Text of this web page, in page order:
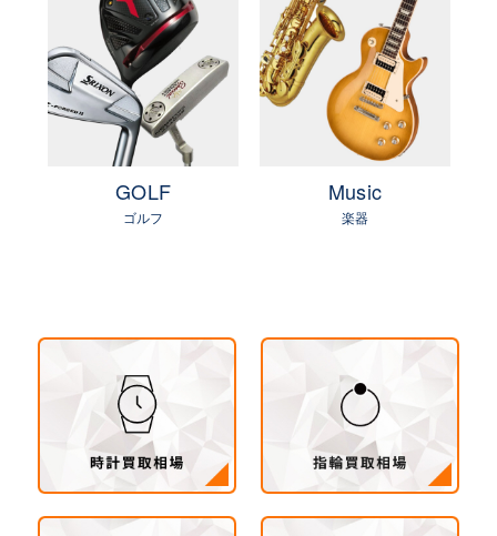
市・龍ヶ崎市・取手市・利根町・河内町・つくば
みらい市・守谷市）
茨城県 県西地区（桜川市・筑西市・下妻市・常
総市・坂東市・結城市・古川市・境町・五霞町）
GOLF
ゴルフ
Music
楽器